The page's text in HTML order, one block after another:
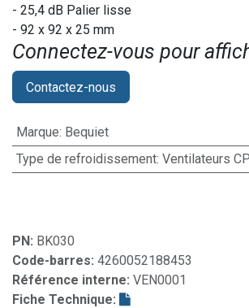
- 25,4 dB Palier lisse
- 92 x 92 x 25 mm
Connectez-vous pour
Contactez-nous
Marque: Bequiet
Type de refroidissement: Ventilateurs
PN: BK030
Code-barres: 4260052188453
Référence interne: VEN0001
Fiche Technique: